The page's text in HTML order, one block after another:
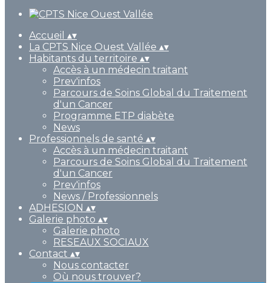
Accueil ▴▾
La CPTS Nice Ouest Vallée ▴▾
Habitants du territoire ▴▾
Accès à un médecin traitant
Prev'infos
Parcours de Soins Global du Traitement
d'un Cancer
Programme ETP diabète
News
Professionnels de santé ▴▾
Accès à un médecin traitant
Parcours de Soins Global du Traitement
d'un Cancer
Prev'infos
News / Professionnels
ADHESION ▴▾
Galerie photo ▴▾
Galerie photo
RESEAUX SOCIAUX
Contact ▴▾
Nous contacter
Où nous trouver?